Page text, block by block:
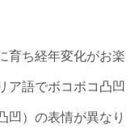
育ち経年変化がお楽
ア語でボコボコ凸凹
凹）の表情が異なり